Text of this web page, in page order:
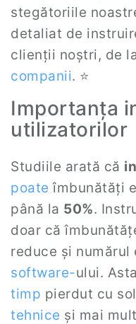
stegătoriile
detaliat de
clienții noștri, de
companii. ⭐
Importanța
utilizatorilor
Studiile arată că
poate îmbunătăți
până la 50%.
doar că
reduce și
software-ului.
timp pierdut cu
tehnice și mai